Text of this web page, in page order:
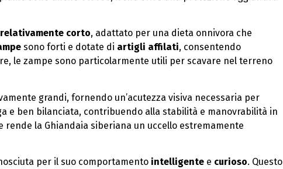
corto, adattato per una dieta onnivora che
sono forti e dotate di artigli affilati, consentendo
le zampe sono particolarmente utili per scavare nel terreno
grandi, fornendo un’acutezza visiva necessaria per
e ben bilanciata, contribuendo alla stabilità e manovrabilità in
la Ghiandaia siberiana un uccello estremamente
per il suo comportamento intelligente e curioso. Questo